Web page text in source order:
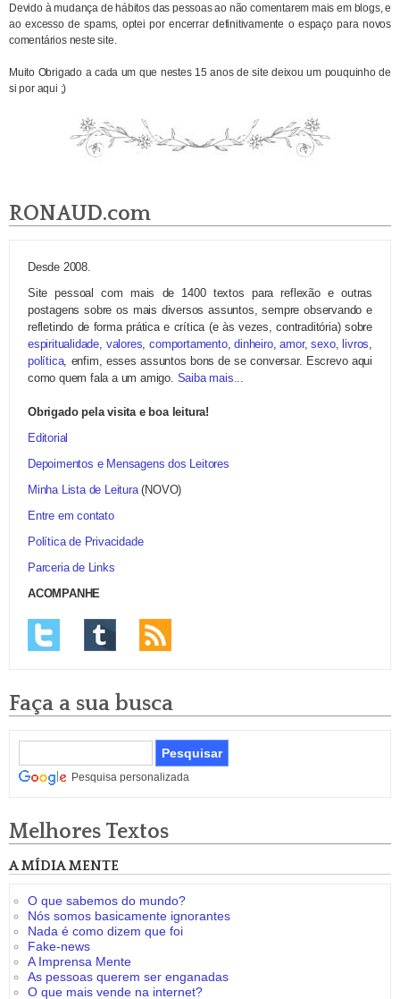
Devido à mudança de hábitos das pessoas ao não comentarem mais em blogs, e
ao excesso de spams, optei por encerrar definitivamente o espaço para novos
comentários neste site.
Muito Obrigado a cada um que nestes 15 anos de site deixou um pouquinho de
si por aqui ;)
RONAUD.com
Desde 2008.
Site pessoal com mais de 1400 textos para reflexão e outras
postagens sobre os mais diversos assuntos, sempre observando e
refletindo de forma prática e crítica (e às vezes, contraditória) sobre
espiritualidade valores ,comportamento,dinheiro,amor,sexo,livros
política, enfim, esses assuntos bons de se conversar. Escrevo aqui
como quem fala a um amigo. Saiba mais...
Obrigado pela visita e boa leitura!
Editorial
Depoimentos e Mensagens dos Leitores
Minha Lista de Leitura(NOVO)
Entre em contato
Política de Privacidade
Parceria de Links
ACOMPANHE
Faça a sua busca
Pesquisa personalizada
Melhores Textos
A MÍDIA MENTE
O que sabemos do mundo?
Nós somos basicamente ignorantes
Nada é como dizem que foi
Fake-news
A Imprensa Mente
As pessoas querem ser enganadas
O que mais vende na internet?